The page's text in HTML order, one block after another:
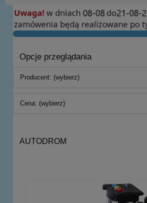
Opcje przeglądania
Producent: (wybierz)
Cena: (wybierz)
AUTODROM